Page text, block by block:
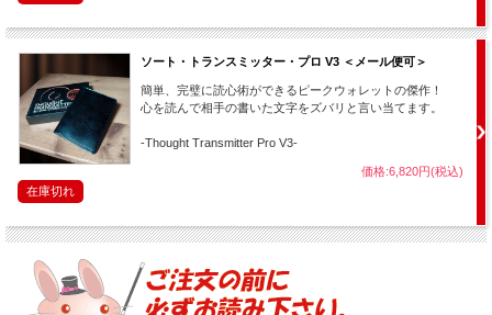
ソート・トランスミッター・プロ V3 ＜メール便可＞
簡単、完璧に読心術ができるピークウォレットの傑作！
心を読んで相手の書いた文字をズバリと言い当てます。
-Thought Transmitter Pro V3-
価格:6,820円(税込)
在庫切れ